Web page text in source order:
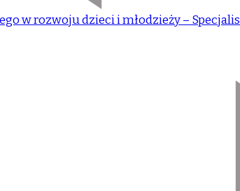
w rozwoju dzieci i młodzieży –